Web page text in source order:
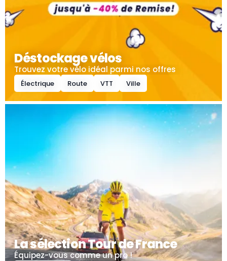
Première connexion ?
Créez votre compte
Déstockage vélos
Trouvez votre vélo idéal parmi nos offres
Électrique Route VTT Ville
La sélection Tour de France
Équipez-vous comme un pro !